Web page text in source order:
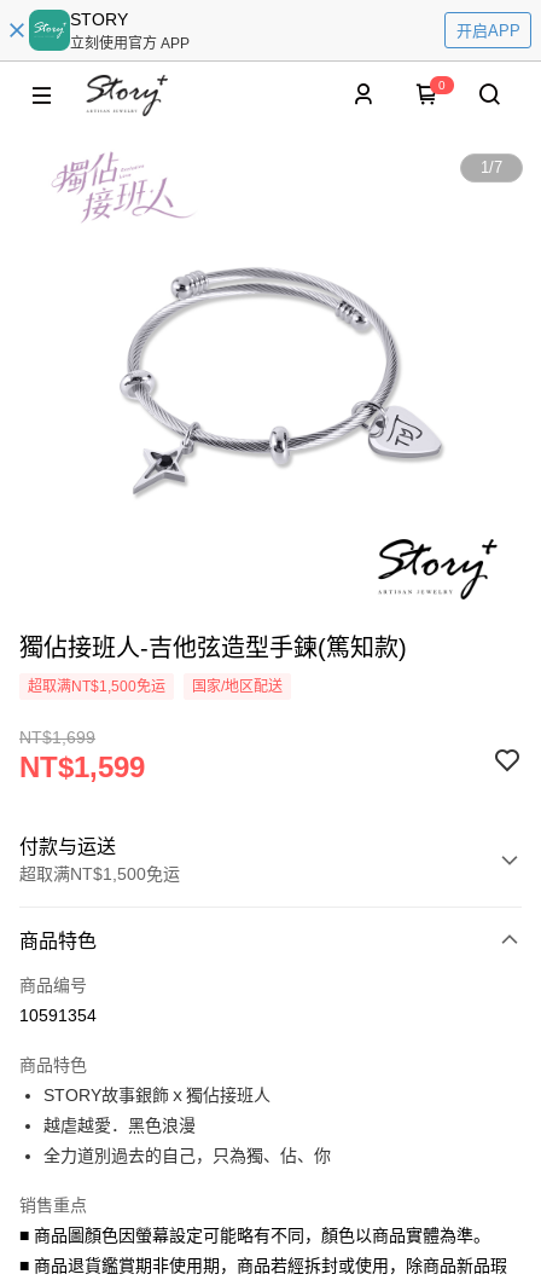
STORY
立刻使用官方 APP
开启APP
0
1/7
獨佔接班人-吉他弦造型手鍊(篤知款)
超取满NT$1,500免运 国家/地区配送
NT$1,699
NT$1,599
付款与运送
超取满NT$1,500免运
信用卡一次付款
信用卡分期付款
合作金库商业银行
华南商业银行
上海商业储蓄银行
国泰世华商业银行
兆丰国际商业银行
汇丰（台湾）商业银行
联邦商业银行
远东国际商业银行
元大商业银行
永丰商业银行
6期 0利率，每期
华南商业银行
上海商业储蓄银行
台北富邦商业银行
台湾中小企业银行
汇丰（台湾）商业银行
华泰商业银行
联邦商业银行
远东国际商业银行
超商取货付款
LINE Pay
Apple Pay
街口支付
商品特色
商品编号
10591354
商品特色
STORY故事銀飾ｘ獨佔接班人
越虐越愛．黑色浪漫
全力道別過去的自己，只為獨、佔、你
销售重点
■ 商品圖顏色因螢幕設定可能略有不同，顏色以商品實體為準。
■ 商品退貨鑑賞期非使用期，商品若經拆封或使用，除商品新品瑕